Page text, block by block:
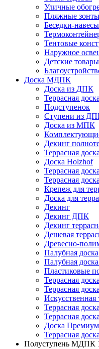
Уличные
Пляжные зонты
Беседки-
Тентовые
Наружное
Детские товары
Доска МДПК
Доска из ДПК
Террасная
Подступенок
Ступени из
Доска из МПК
Декинг
Террасная
Доска Holzhof
Террасная
Террасная
Крепеж для
Доска для
Декинг
Декинг ДПК
Декинг
Дешевая
Древесно-
Палубная доска
Палубная
Пластиковые
Террасная
Террасная
Искусственная
Террасная
Террасная
Доска Премиум
Террасная
Полуступень МДПК